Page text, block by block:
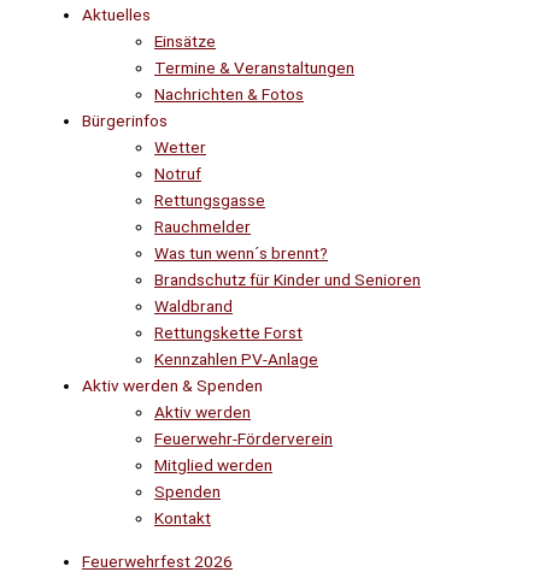
Aktuelles
Einsätze
Termine & Veranstaltungen
Nachrichten & Fotos
Bürgerinfos
Wetter
Notruf
Rettungsgasse
Rauchmelder
Was tun wenn´s brennt?
Brandschutz für Kinder und Senioren
Waldbrand
Rettungskette Forst
Kennzahlen PV-Anlage
Aktiv werden & Spenden
Aktiv werden
Feuerwehr-Förderverein
Mitglied werden
Spenden
Kontakt
Feuerwehrfest 2026